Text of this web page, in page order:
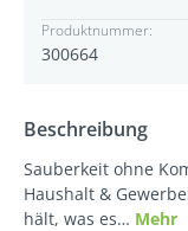
Produktnummer:
300664
Beschreibung
Sauberkeit ohne
Haushalt &
hält, was es… Mehr